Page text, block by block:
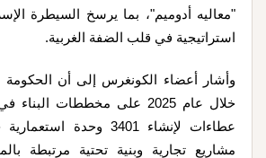
"معاليه أدوميم"، بما يرسخ السيطرة
استراتيجية في قلب الضفة الغربية.
وأشار أعضاء الكونغرس إلى أن الحكومة
خلال عام 2025 على مخططات
عطاءات لإنشاء 3401 وحدة
مشاريع تجارية وبنية تحتية مرتبطة